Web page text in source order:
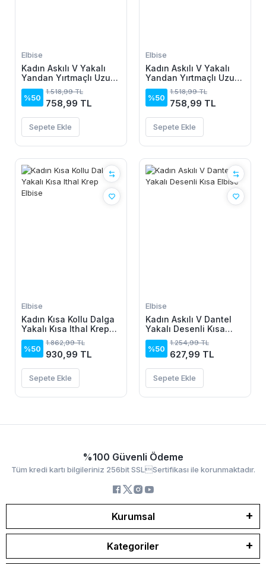
Elbise
Kadın Askılı V Yakalı
Yandan Yırtmaçlı Uzun
Viskon Elbise
%50
1.518,99 TL
758,99 TL
Sepete Ekle
Elbise
Kadın Askılı V Yakalı
Yandan Yırtmaçlı Uzun
Viskon Elbise
%50
1.518,99 TL
758,99 TL
Sepete Ekle
Elbise
Kadın Kısa Kollu Dalga
Yakalı Kısa Ithal Krep
Elbise
%50
1.862,99 TL
930,99 TL
Sepete Ekle
Elbise
Kadın Askılı V Dantel
Yakalı Desenli Kısa
Elbise
%50
1.254,99 TL
627,99 TL
Sepete Ekle
%100 Güvenli Ödeme
Tüm kredi kartı bilgileriniz 256bit SSLSertifikası ile korunmaktadır.
Kurumsal
Kategoriler